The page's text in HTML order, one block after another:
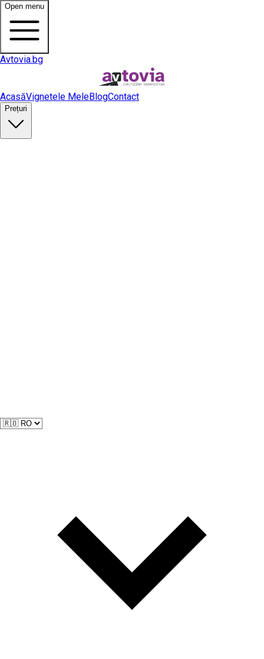
Open menu
Avtovia.bg
AcasăVignetele MeleBlogContact
Prețuri